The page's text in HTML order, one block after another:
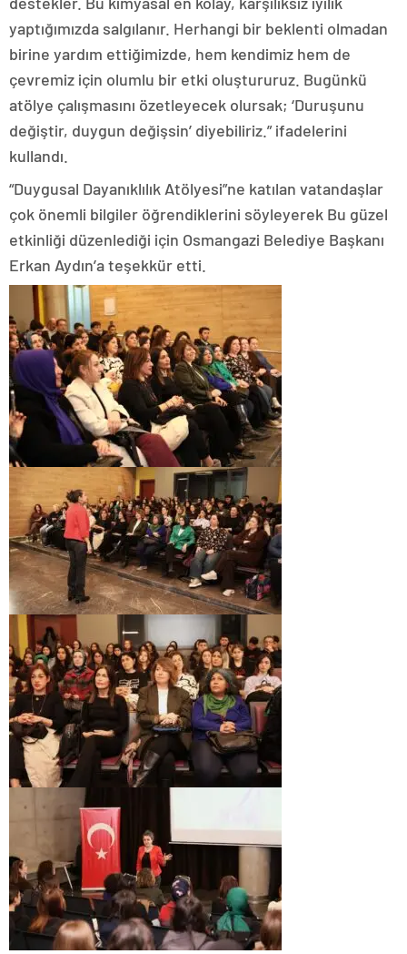
yaptığımızda salgılanır. Herhangi bir beklenti olmadan
birine yardım ettiğimizde, hem kendimiz hem de
çevremiz için olumlu bir etki oluştururuz. Bugünkü
atölye çalışmasını özetleyecek olursak; ‘Duruşunu
değiştir, duygun değişsin’ diyebiliriz.” ifadelerini
kullandı.
“Duygusal Dayanıklılık Atölyesi”ne katılan vatandaşlar
çok önemli bilgiler öğrendiklerini söyleyerek Bu güzel
etkinliği düzenlediği için Osmangazi Belediye Başkanı
Erkan Aydın’a teşekkür etti.